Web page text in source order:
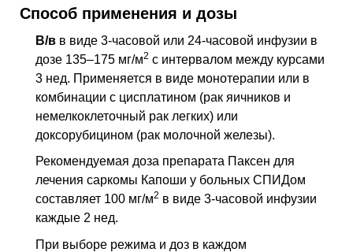
Способ применения и дозы
В/в в виде 3-часовой или 24-часовой инфузии в
дозе 135–175 мг/м2 с интервалом между курсами
3 нед. Применяется в виде монотерапии или в
комбинации с цисплатином (рак яичников и
немелкоклеточный рак легких) или
доксорубицином (рак молочной железы).
Рекомендуемая доза препарата Паксен для
лечения саркомы Капоши у больных СПИДом
составляет 100 мг/м2 в виде 3-часовой инфузии
каждые 2 нед.
При выборе режима и доз в каждом